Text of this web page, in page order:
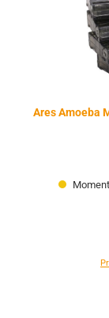
Ares Amoeba